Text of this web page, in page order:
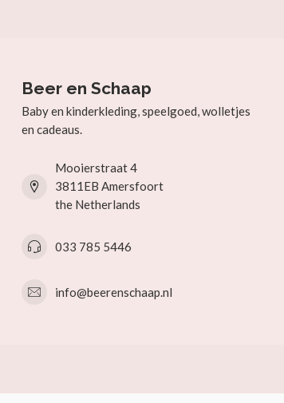
Beer en Schaap
Baby en kinderkleding, speelgoed, wolletjes
en cadeaus.
Mooierstraat 4
3811EB Amersfoort
the Netherlands
033 785 5446
info@beerenschaap.nl